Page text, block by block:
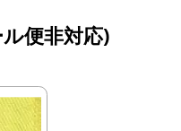
便非対応)